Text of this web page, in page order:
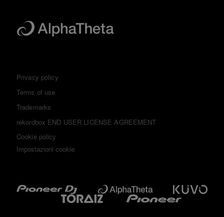
Privacy policy
Terms of use
Trademarks
rekordbox END USER LICENSE AGREEMENT
Cookie policy
Impostazioni cookie